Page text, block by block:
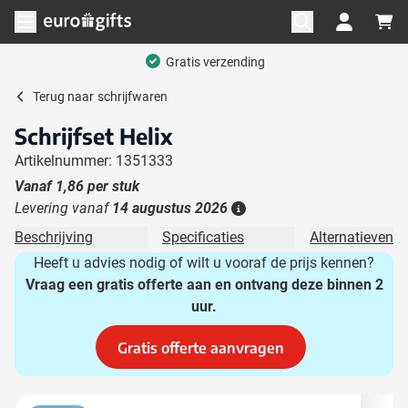
Ga naar de inhoud
Menu openen
Gratis verzending
Terug naar schrijfwaren
Schrijfset Helix
Artikelnummer: 1351333
Vanaf 1,86 per stuk
Levering vanaf 14 augustus 2026
Beschrijving Specificaties
Alternatieven
Heeft u advies nodig of wilt u vooraf de prijs kennen?
Vraag een gratis offerte aan en ontvang deze binnen 2
uur.
Gratis offerte aanvragen
Hoofdafbeelding
Klik om afbeelding op volledig scherm te bekijken